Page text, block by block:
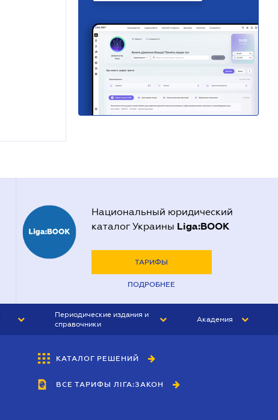
Национальный юридический
каталог Украины Liga:BOOK
ТАРИФЫ
ПОДРОБНЕЕ
Периодические издания и
справочники
БУХГАЛТЕР&ЗАКОН
ВЕСТНИК МСФО
Академия
КАТАЛОГ РЕШЕНИЙ
ВСЕ ТАРИФЫ ЛІГА:ЗАКОН